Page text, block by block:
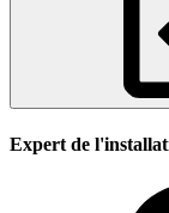
Expert de